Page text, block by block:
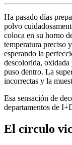
Ha pasado días
polvo
coloca en su horno
temperatura preciso
esperando la
descolorida,
puso dentro. La
incorrectas y la
Esa sensación de
departamentos de
El círculo